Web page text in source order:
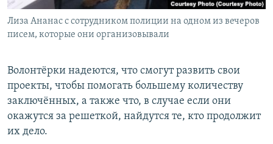
Лиза Ананас с сотрудником полиции на одном из вечеров
писем, которые они организовывали
Волонтёрки надеются, что смогут развить свои
проекты, чтобы помогать большему количеству
заключённых, а также что, в случае если они
окажутся за решеткой, найдутся те, кто продолжит
их дело.